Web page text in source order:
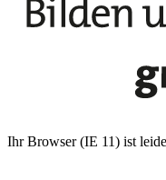
Ihr Browser (IE 11) ist